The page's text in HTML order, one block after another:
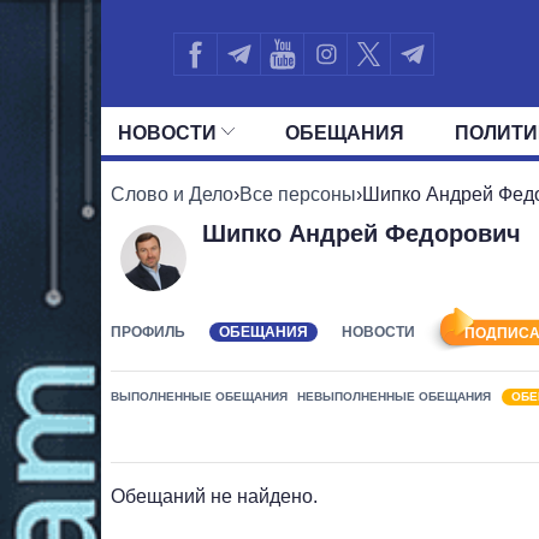
НОВОСТИ ОБЕЩАНИЯ
ВСЕ ПОЛИТИКИ ПРЕЗИДЕНТ И
Слово и Дело›Все персоны›Шипко Андрей
Шипко Андрей Федорович
ПРОФИЛЬ ОБЕЩАНИЯ НОВОСТИ
ВЫПОЛНЕННЫЕ ОБЕЩАНИЯ НЕВЫПОЛНЕННЫЕ ОБЕЩАНИЯ
Обещаний не найдено.